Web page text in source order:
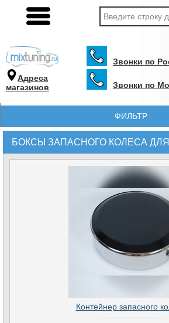
Адреса
магазинов
Звонки по
Звонки по
ФИЛЬТР
БОКСЫ ЗАПАСНОГО КОЛЕСА ДЛЯ
Контейнер запасного